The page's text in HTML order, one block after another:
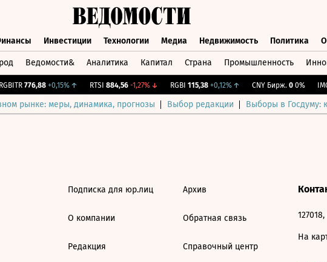
Инвестиции Технологии Медиа Недвижимость Политика
Ведомости& Аналитика Капитал Страна Промышленность
776,88 +0,15%↑ RTSI 884,56 -1,27%↓ RGBI 115,38 +0,12%↑ CNY Бирж. 0 0%
рынке: меры, динамика, прогнозы Выбор редакции Выборы в Госдуму:
Подписка для юр.лиц
О компании
Редакция
Архив
Обратная связь
Справочный центр
На